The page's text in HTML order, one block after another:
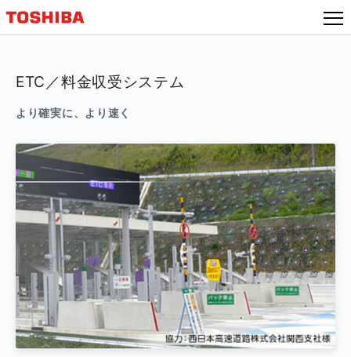
ETC／料金収受システム
より確実に、より速く